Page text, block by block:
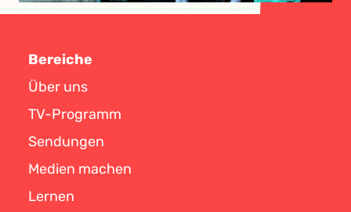
Bereiche
Über uns
TV-Programm
Sendungen
Medien machen
Lernen